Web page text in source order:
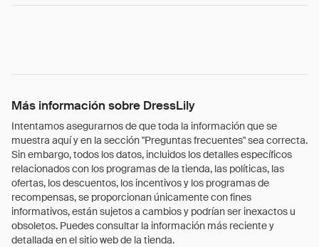
Más información sobre DressLily
Intentamos asegurarnos de que toda la información que se
muestra aquí y en la sección "Preguntas frecuentes" sea correcta.
Sin embargo, todos los datos, incluidos los detalles específicos
relacionados con los programas de la tienda, las políticas, las
ofertas, los descuentos, los incentivos y los programas de
recompensas, se proporcionan únicamente con fines
informativos, están sujetos a cambios y podrían ser inexactos u
obsoletos. Puedes consultar la información más reciente y
detallada en el sitio web de la tienda.